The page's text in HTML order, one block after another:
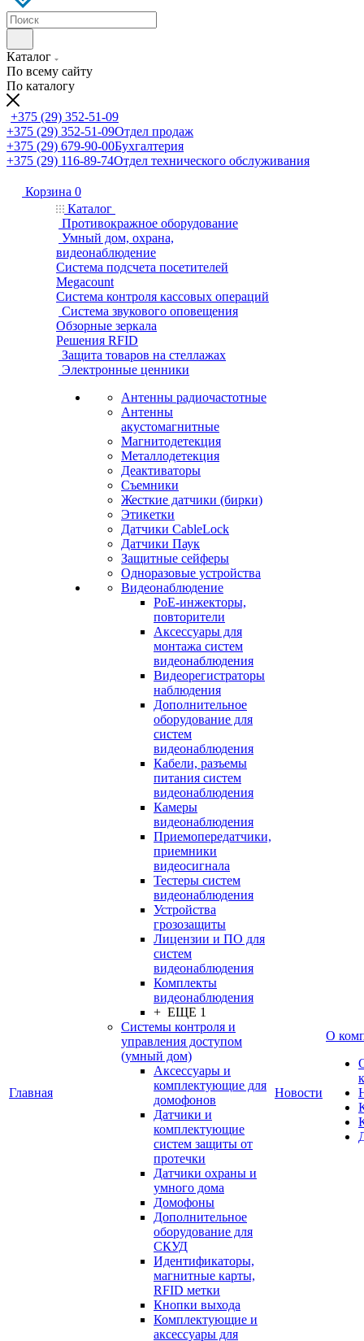
Каталог
По всему сайту
По каталогу
+375 (29) 352-51-09
+375 (29) 352-51-09Отдел продаж
+375 (29) 679-90-00Бухгалтерия
+375 (29) 116-89-74Отдел технического обслуживания
Корзина 0
Главная
Каталог
Противокражное оборудование
Умный дом, охрана,
видеонаблюдение
Система подсчета посетителей
Megacount
Система контроля кассовых операций
Система звукового оповещения
Обзорные зеркала
Решения RFID
Защита товаров на стеллажах
Электронные ценники
Антенны радиочастотные
Антенны
акустомагнитные
Магнитодетекция
Металлодетекция
Деактиваторы
Съемники
Жесткие датчики (бирки)
Этикетки
Датчики CableLock
Датчики Паук
Защитные сейферы
Одноразовые устройства
Видеонаблюдение
PoE-инжекторы,
повторители
Аксессуары для
монтажа систем
видеонаблюдения
Видеорегистраторы
наблюдения
Дополнительное
оборудование для
систем
видеонаблюдения
Кабели, разъемы
питания систем
видеонаблюдения
Камеры
видеонаблюдения
Приемопередатчики,
приемники
видеосигнала
Тестеры систем
видеонаблюдения
Устройства
грозозащиты
Лицензии и ПО для
систем
видеонаблюдения
Комплекты
видеонаблюдения
+ ЕЩЕ 1
Системы контроля и
управления доступом
(умный дом)
Аксессуары и
комплектующие для
домофонов
Датчики и
комплектующие
систем защиты от
протечки
Датчики охраны и
умного дома
Домофоны
Дополнительное
оборудование для
СКУД
Идентификаторы,
магнитные карты,
RFID метки
Кнопки выхода
Комплектующие и
аксессуары для
Новости
О